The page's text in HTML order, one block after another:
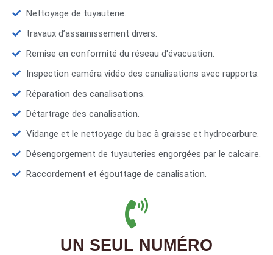
Nettoyage de tuyauterie.
travaux d’assainissement divers.
Remise en conformité du réseau d'évacuation.
Inspection caméra vidéo des canalisations avec rapports.
Réparation des canalisations.
Détartrage des canalisation.
Vidange et le nettoyage du bac à graisse et hydrocarbure.
Désengorgement de tuyauteries engorgées par le calcaire.
Raccordement et égouttage de canalisation.
UN SEUL NUMÉRO